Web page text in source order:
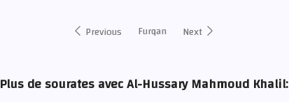
Previous Furqan Next
Plus de sourates avec Al-Hussary Mahmoud Khalil: